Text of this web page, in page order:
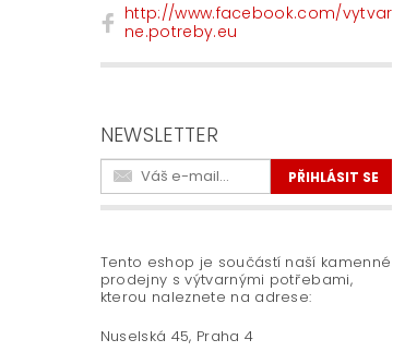
http://www.facebook.com/vytvar
ne.potreby.eu
NEWSLETTER
Tento eshop je součástí naší kamenné
prodejny s výtvarnými potřebami,
kterou naleznete na adrese:
Nuselská 45, Praha 4